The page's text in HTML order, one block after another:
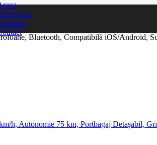
noi
Bluetooth, Compatibilă iOS/Android,
h, Autonomie 75 km, Portbagaj Detașabil,